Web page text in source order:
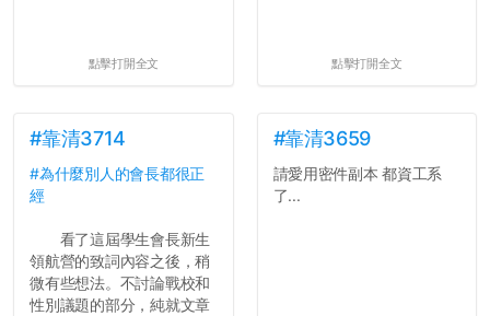
點擊打開全文 點擊打開全文
#靠清3714
#為什麼別人的會長都很正
經
看了這屆學生會長新生
領航營的致詞內容之後，稍
微有些想法。不討論戰校和
性別議題的部分，純就文章
#靠清3659
請愛用密件副本 都資工系
了...